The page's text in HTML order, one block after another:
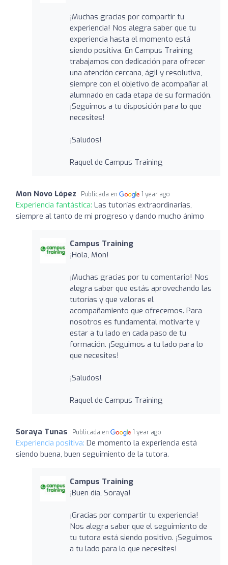
¡Muchas gracias por compartir tu
experiencia! Nos alegra saber que tu
experiencia hasta el momento está
siendo positiva. En Campus Training
trabajamos con dedicación para ofrecer
una atención cercana, ágil y resolutiva,
siempre con el objetivo de acompañar al
alumnado en cada etapa de su formación.
¡Seguimos a tu disposición para lo que
necesites!
¡Saludos!
Raquel de Campus Training
Mon Novo López Publicada en 1 year ago
Experiencia fantástica: Las tutorías extraordinarias,
siempre al tanto de mi progreso y dando mucho ánimo
Campus Training
¡Hola, Mon!
¡Muchas gracias por tu comentario! Nos
alegra saber que estás aprovechando las
tutorías y que valoras el
acompañamiento que ofrecemos. Para
nosotros es fundamental motivarte y
estar a tu lado en cada paso de tu
formación. ¡Seguimos a tu lado para lo
que necesites!
¡Saludos!
Raquel de Campus Training
Soraya Tunas Publicada en 1 year ago
Experiencia positiva: De momento la experiencia está
siendo buena, buen seguimiento de la tutora.
Campus Training
¡Buen día, Soraya!
¡Gracias por compartir tu experiencia!
Nos alegra saber que el seguimiento de
tu tutora está siendo positivo. ¡Seguimos
a tu lado para lo que necesites!